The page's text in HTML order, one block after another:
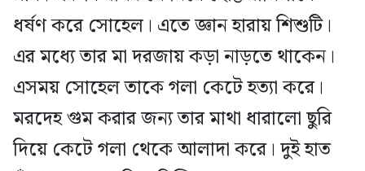
ধর্ষণ করে সোহেল। এতে জ্ঞান হারায় শিশুটি।
এর মধ্যে তার মা দরজায় কড়া নাড়তে থাকেন।
এসময় সোহেল তাকে গলা কেটে হত্যা করে।
মরদেহ গুম করার জন্য তার মাথা ধারালো ছুরি
দিয়ে কেটে গলা থেকে আলাদা করে। দুই হাত